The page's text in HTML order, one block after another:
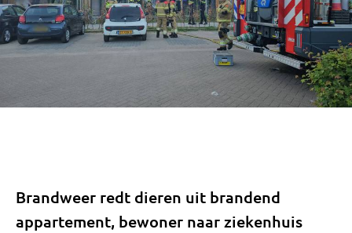
Brandweer redt dieren uit brandend
appartement, bewoner naar ziekenhuis